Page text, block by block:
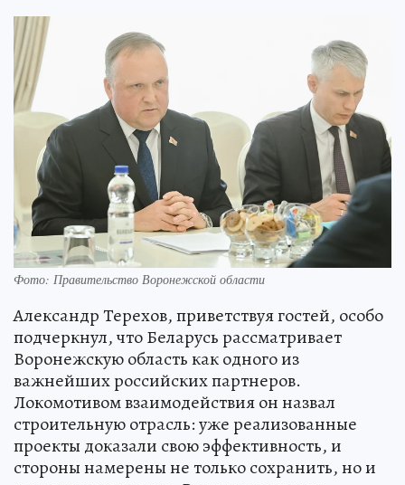
Фото: Правительство Воронежской области
Александр Терехов, приветствуя гостей, особо
подчеркнул, что Беларусь рассматривает
Воронежскую область как одного из
важнейших российских партнеров.
Локомотивом взаимодействия он назвал
строительную отрасль: уже реализованные
проекты доказали свою эффективность, и
стороны намерены не только сохранить, но и